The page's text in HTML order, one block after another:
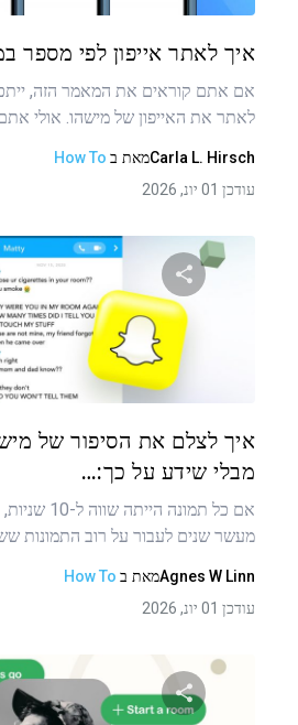
איך לאתר אייפון לפי מספר
אם אתם קוראים את המאמר הזה,
לאתר את האייפון של מישהו. אולי
Carla L. Hirschמאת ב How To
עודכן 01 יונ, 2026
שתף מאמר זה
איך לצלם את הסיפור של
מבלי שידע על כך:…
אם כל תמונה
מעשר שנים לעבור על רוב התמונות
Agnes W Linnמאת ב How To
עודכן 01 יונ, 2026